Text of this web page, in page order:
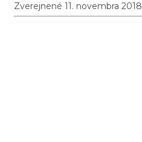
Zverejnené 11. novembra 2018